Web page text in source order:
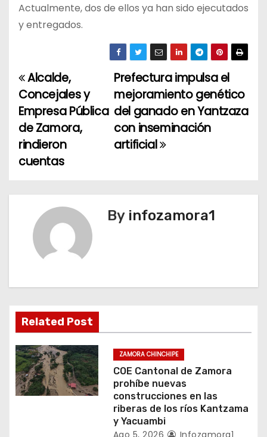
Actualmente, dos de ellos ya han sido ejecutados
y entregados.
N
a
v
e
ó
n
d
e
e
Prefectura impulsa el
mejoramiento genético
del ganado en Yantzaza
con inseminación
artificial
Alcalde,
Concejales y
Empresa Pública
de Zamora,
rindieron
cuentas
By infozamora1
Related Post
ZAMORA CHINCHIPE
COE Cantonal de Zamora
prohíbe nuevas
construcciones en las
riberas de los ríos Kantzama
y Yacuambi
Ago 5, 2026 Infozamora1